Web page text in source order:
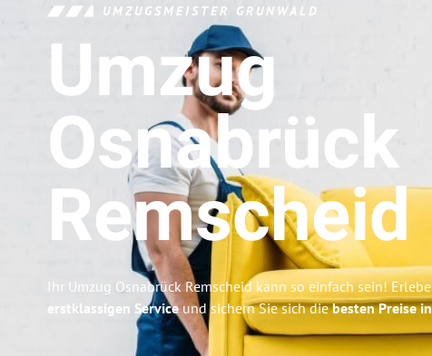
UMZUGSMEISTER GRUNWALD
Umzug
Osnabrück
Remscheid
Ihr Umzug Osnabrück Remscheid kann so einfach sein!
erstklassigen Serviceund sichern Sie sich diebesten Preise